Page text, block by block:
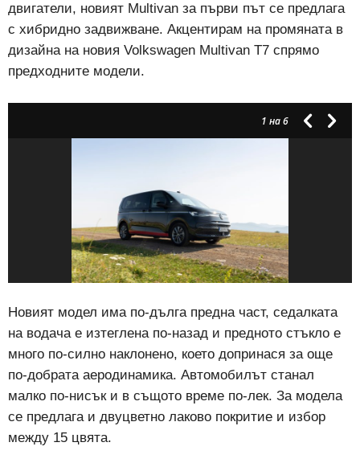
двигатели, новият Multivan за първи път се предлага
с хибридно задвижване. Акцентирам на промяната в
дизайна на новия Volkswagen Multivan T7 спрямо
предходните модели.
1 на 6
Новият модел има по-дълга предна част, седалката
на водача е изтеглена по-назад и предното стъкло е
много по-силно наклонено, което допринася за още
по-добрата аеродинамика. Автомобилът станал
малко по-нисък и в същото време по-лек. За модела
се предлага и двуцветно лаково покритие и избор
между 15 цвята.